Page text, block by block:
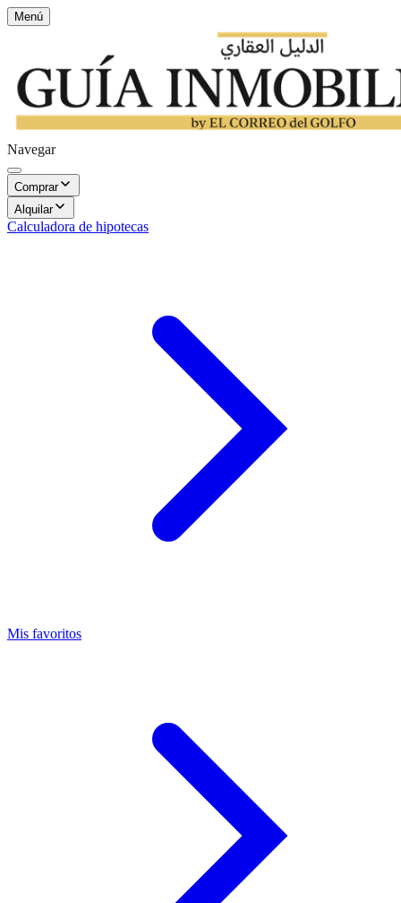
Menú
Navegar
Comprar
Alquilar
Calculadora de hipotecas
Mis favoritos